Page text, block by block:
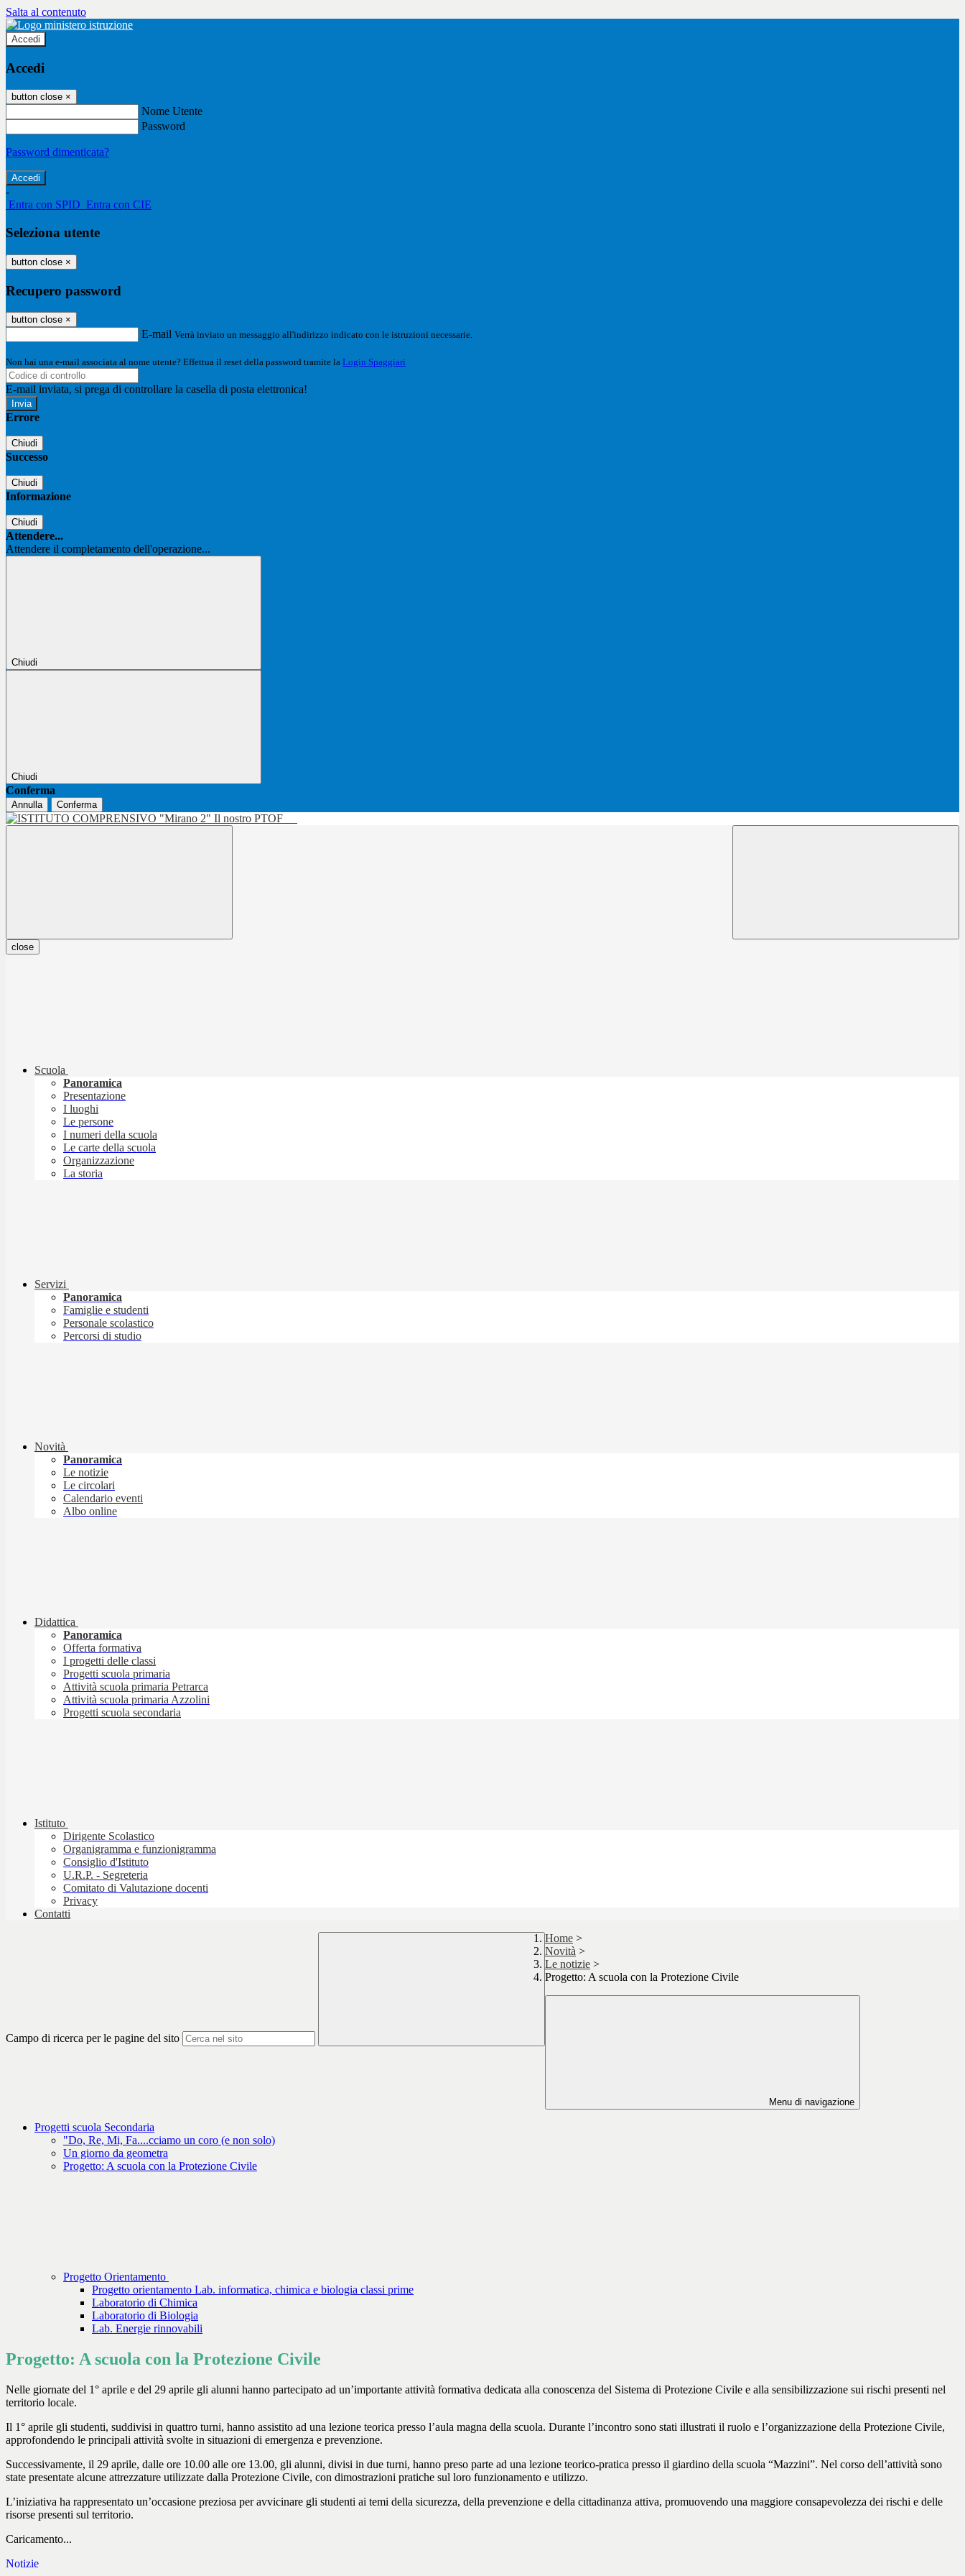
Salta al contenuto
Accedi
Accedi
button close ×
Nome Utente
Password
Password dimenticata?
-
Entra con SPID Entra con CIE
Seleziona utente
button close ×
Recupero password
button close ×
E-mail Verrà inviato un messaggio all'indirizzo indicato con le istruzioni necessarie.
Non hai una e-mail associata al nome utente? Effettua il reset della password tramite la Login Spaggiari
E-mail inviata, si prega di controllare la casella di posta elettronica!
Errore
Chiudi
Successo
Chiudi
Informazione
Chiudi
Attendere...
Attendere il completamento dell'operazione...
Chiudi
Chiudi
Conferma
Annulla Conferma
Il nostro PTOF
close
Scuola
Panoramica
Presentazione
I luoghi
Le persone
I numeri della scuola
Le carte della scuola
Organizzazione
La storia
Servizi
Panoramica
Famiglie e studenti
Personale scolastico
Percorsi di studio
Novità
Panoramica
Le notizie
Le circolari
Calendario eventi
Albo online
Didattica
Panoramica
Offerta formativa
I progetti delle classi
Progetti scuola primaria
Attività scuola primaria Petrarca
Attività scuola primaria Azzolini
Progetti scuola secondaria
Istituto
Dirigente Scolastico
Organigramma e funzionigramma
Consiglio d'Istituto
U.R.P. - Segreteria
Comitato di Valutazione docenti
Privacy
Contatti
Campo di ricerca per le pagine del sito
Home >
Novità >
Le notizie >
Progetto: A scuola con la Protezione Civile
Menu di navigazione
Progetti scuola Secondaria
"Do, Re, Mi, Fa....cciamo un coro (e non solo)
Un giorno da geometra
Progetto: A scuola con la Protezione Civile
Progetto Orientamento
Progetto orientamento Lab. informatica, chimica e biologia classi prime
Laboratorio di Chimica
Laboratorio di Biologia
Lab. Energie rinnovabili
Progetto: A scuola con la Protezione Civile
Nelle giornate del 1° aprile e del 29 aprile gli alunni hanno partecipato ad un’importante attività formativa dedicata alla conoscenza del Sistema di Protezione Civile e alla sensibilizzazione sui rischi presenti nel
territorio locale.
Il 1° aprile gli studenti, suddivisi in quattro turni, hanno assistito ad una lezione teorica presso l’aula magna della scuola. Durante l’incontro sono stati illustrati il ruolo e l’organizzazione della Protezione Civile,
approfondendo le principali attività svolte in situazioni di emergenza e prevenzione.
Successivamente, il 29 aprile, dalle ore 10.00 alle ore 13.00, gli alunni, divisi in due turni, hanno preso parte ad una lezione teorico-pratica presso il giardino della scuola “Mazzini”. Nel corso dell’attività sono
state presentate alcune attrezzature utilizzate dalla Protezione Civile, con dimostrazioni pratiche sul loro funzionamento e utilizzo.
L’iniziativa ha rappresentato un’occasione preziosa per avvicinare gli studenti ai temi della sicurezza, della prevenzione e della cittadinanza attiva, promuovendo una maggiore consapevolezza dei rischi e delle
risorse presenti sul territorio.
Caricamento...
Notizie